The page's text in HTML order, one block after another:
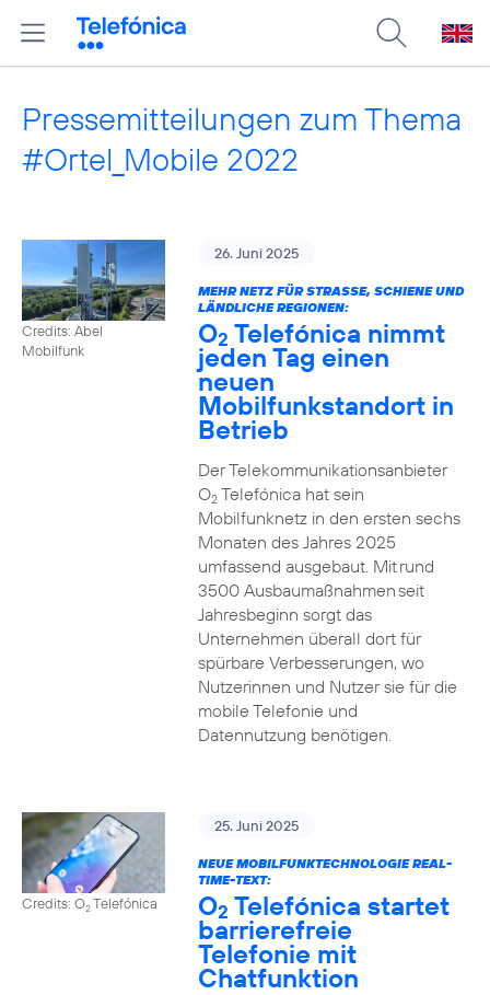
Pressemitteilungen zum Thema
#Ortel_Mobile 2022
Credits: Abel
Mobilfunk
26. Juni 2025
MEHR NETZ FÜR STRASSE, SCHIENE UND L
ÄNDLICHE REGIONEN:
O2 Telefónica nimmt
jeden Tag einen
neuen
Mobilfunkstandort in
Betrieb
Der Telekommunikationsanbieter
O2Telefónica hat sein
Mobilfunknetz in den ersten sechs
Monaten des Jahres 2025
umfassend ausgebaut. Mit rund
3500 Ausbaumaßnahmen seit
Jahresbeginn sorgt das
Unternehmen überall dort für
spürbare Verbesserungen, wo
Nutzerinnen und Nutzer sie für die
mobile Telefonie und
Datennutzung benötigen.
Credits: O2Telefónica
25. Juni 2025
NEUE MOBILFUNKTECHNOLOGIE REAL-
TIME-TEXT:
O2 Telefónica startet
barrierefreie
Telefonie mit
Chatfunktion